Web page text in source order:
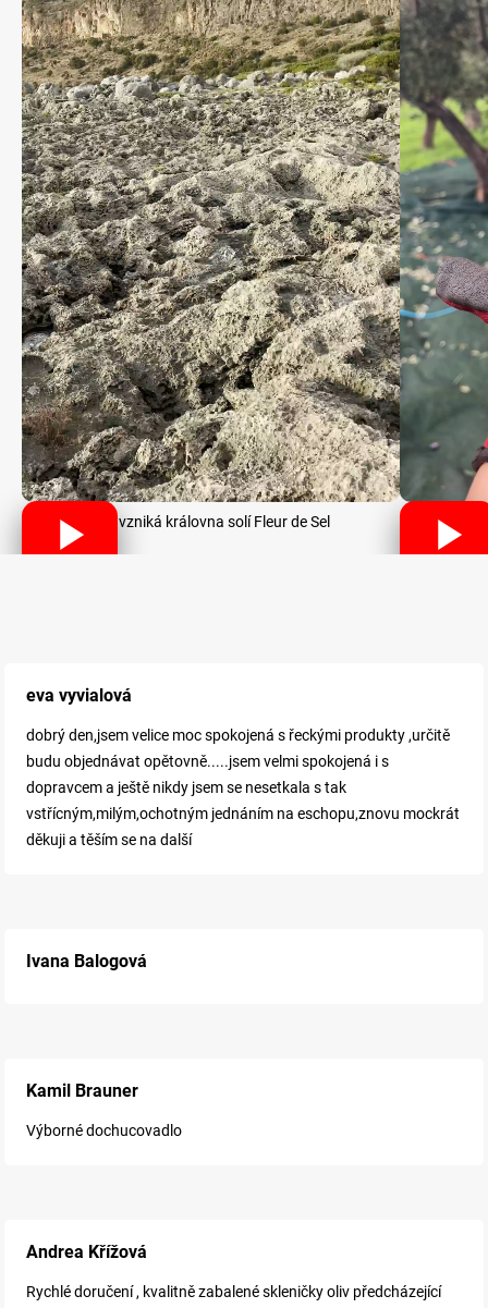
Jak vzniká královna solí Fleur de Sel
eva vyvialová
dobrý den,jsem velice moc spokojená s řeckými produkty ,určitě
budu objednávat opětovně.....jsem velmi spokojená i s
dopravcem a ještě nikdy jsem se nesetkala s tak
vstřícným,milým,ochotným jednáním na eschopu,znovu mockrát
děkuji a těším se na další
Ivana Balogová
Kamil Brauner
Výborné dochucovadlo
Andrea Křížová
Rychlé doručení , kvalitně zabalené skleničky oliv předcházející